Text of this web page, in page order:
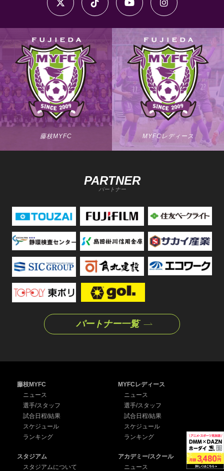
藤枝MYFC MYFCレディース
PARTNER
パートナー
パートナー一覧
藤枝MYFC
ニュース
選手/スタッフ
試合日程/結果
スケジュール
ランキング
MYFCレディース
ニュース
選手/スタッフ
試合日程/結果
スケジュール
ランキング
スタジアム
スタジアムについて
アカデミー/スクール
ニュース